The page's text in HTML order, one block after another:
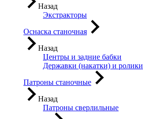
Назад
Экстракторы
Оснаска станочная
Назад
Центры и задние бабки
Державки (накатки) и ролики
Патроны станочные
Назад
Патроны сверлильные